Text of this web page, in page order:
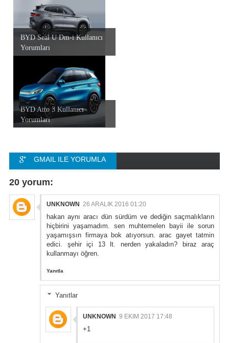
BYD Seal U Dm-i Kullanıcı
Yorumları
BYD Atto 3 Kullanıcı
Yorumları
GMAIL ILE YORUMLA
FACEBOOK ILE
20 yorum:
UNKNOWN 26 ARALIK 2016 01:20
hakan aynı aracı dün sürdüm ve dediğin saçmalıkların
hiçbirini yaşamadım. sen muhtemelen bayii ile sorun
yaşamışsın firmaya bok atıyorsun. arac gayet tatmin
edici. şehir içi 13 lt. nerden yakaladın? biraz araç
kullanmayı öğren.
Yanıtla
Yanıtlar
UNKNOWN 9 EKIM 2017 17:48
+1